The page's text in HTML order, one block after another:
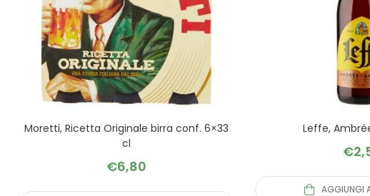
Moretti, Ricetta Originale birra conf. 6×33
cl
€6,80
Leffe,
€
AGGIUNGI